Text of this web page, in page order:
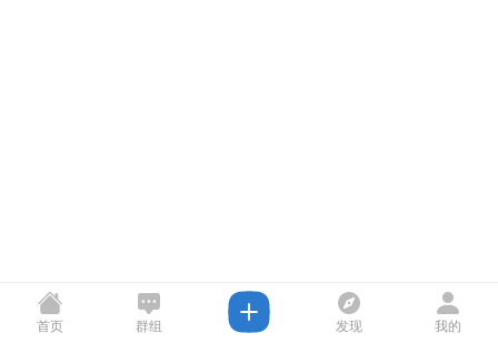
首页 群组 发现 我的